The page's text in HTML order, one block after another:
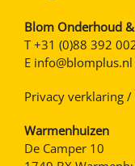
Blom Onderhoud
T+31 (0)88 392
E info@blomplus.nl
Privacy verklaring
Warmenhuizen
De Camper 10